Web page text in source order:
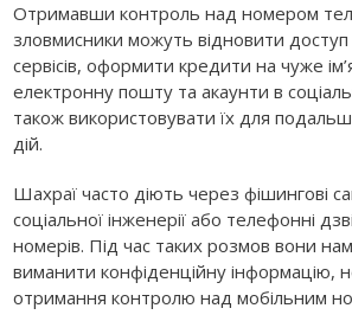
Отримавши контроль над номером
зловмисники можуть відновити доступ
сервісів, оформити кредити на чуже
електронну пошту та акаунти в
також використовувати їх для
дій.
Шахраї часто діють через фішингові
соціальної інженерії або телефонні
номерів. Під час таких розмов вони
виманити конфіденційну інформацію,
отримання контролю над мобільним